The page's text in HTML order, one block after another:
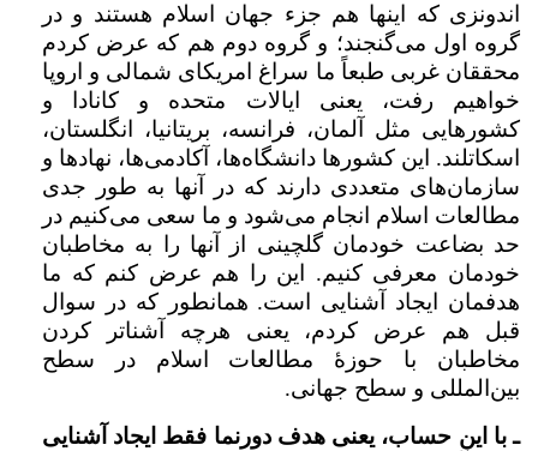
اندونزی که اینها هم جزء جهان اسلام هستند و در
گروه اول می‌گنجند؛ و گروه دوم هم که عرض کردم
محققان غربی طبعاً ما سراغ امریکای شمالی و اروپا
خواهیم رفت، یعنی ایالات متحده و کانادا و
کشورهایی مثل آلمان، فرانسه، بریتانیا، انگلستان،
اسکاتلند. این کشورها دانشگاه‌ها، آکادمی‌ها، نهادها و
سازمان‌های متعددی دارند که در آنها به‌ طور جدی
مطالعات اسلام انجام می‌شود و ما سعی می‌کنیم در
حد بضاعت خودمان گلچینی از آنها را به مخاطبان
خودمان معرفی کنیم. این را هم عرض کنم که ما
هدفمان ایجاد آشنایی است. همانطور که در سوال
قبل هم عرض کردم، یعنی هرچه آشناتر کردن
مخاطبان با حوزۀ مطالعات اسلام در سطح
بین‌المللی و سطح جهانی.
ـ با این حساب، یعنی هدف دورنما فقط ایجاد آشنایی